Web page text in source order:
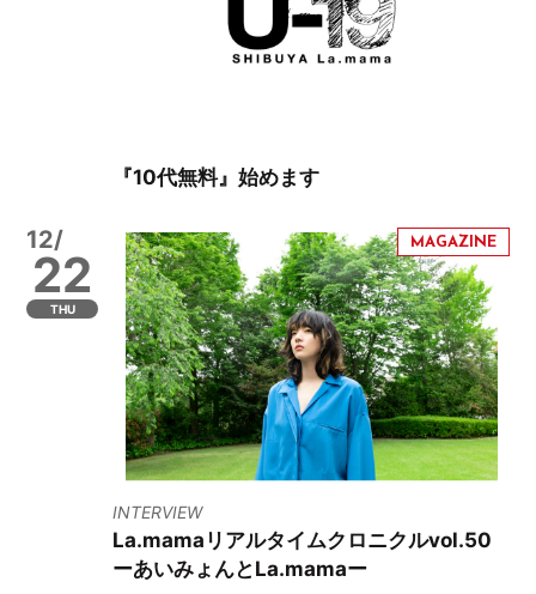
『10代無料』始めます
12/
22
THU
INTERVIEW
La.mamaリアルタイムクロニクルvol.50
ーあいみょんとLa.mamaー